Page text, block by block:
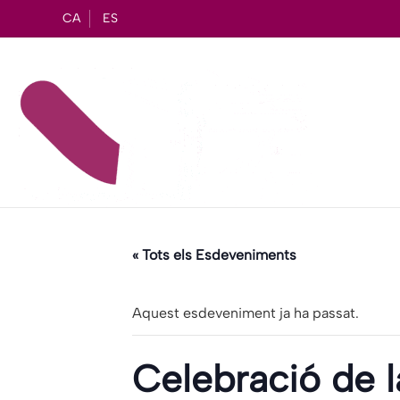
CA ES
« Tots els Esdeveniments
Aquest esdeveniment ja ha passat.
Celebració de